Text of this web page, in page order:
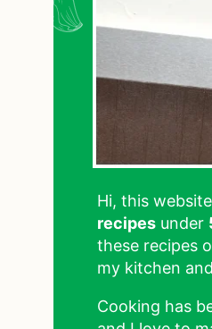
Hi, this
recipes under
these recipes
my kitchen
Cooking has